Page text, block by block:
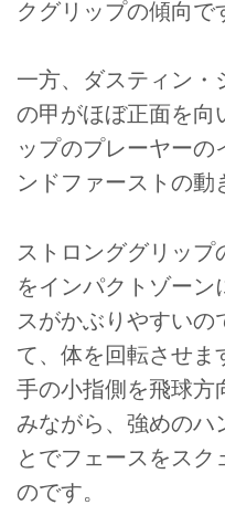
クグリップの傾向で
一方、ダスティン・
の甲がほぼ正面を向
ップのプレーヤー
ンドファーストの動
ストロンググリッ
をインパクトゾーン
スがかぶりやすい
て、体を回転させま
手の小指側を飛球方
みながら、強めのハ
とでフェースをスク
のです。